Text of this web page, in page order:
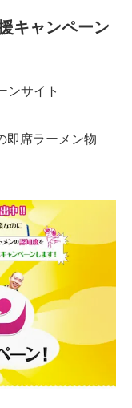
キャンペーン
ンサイト
即席ラーメン物